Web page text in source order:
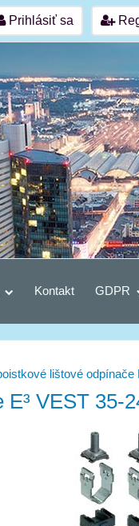
Prihlásiť sa
Kontakt GDPR
lištové odpínače
E³ VEST 35-